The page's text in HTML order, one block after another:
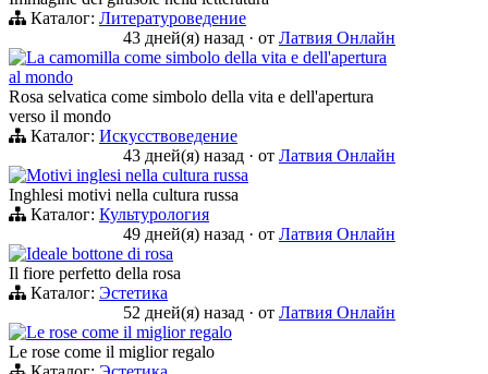
Каталог: Литературоведение
43 дней(я) назад · от Латвия Онлайн
La camomilla come simbolo della vita e dell'apertura
al mondo
Rosa selvatica come simbolo della vita e dell'apertura
verso il mondo
Каталог: Искусствоведение
43 дней(я) назад · от Латвия Онлайн
Motivi inglesi nella cultura russa
Inghlesi motivi nella cultura russa
Каталог: Культурология
49 дней(я) назад · от Латвия Онлайн
Ideale bottone di rosa
Il fiore perfetto della rosa
Каталог: Эстетика
52 дней(я) назад · от Латвия Онлайн
Le rose come il miglior regalo
Le rose come il miglior regalo